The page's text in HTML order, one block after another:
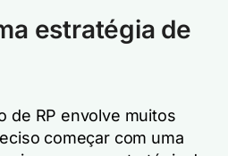
estratégia de
de RP envolve muitos
começar com uma